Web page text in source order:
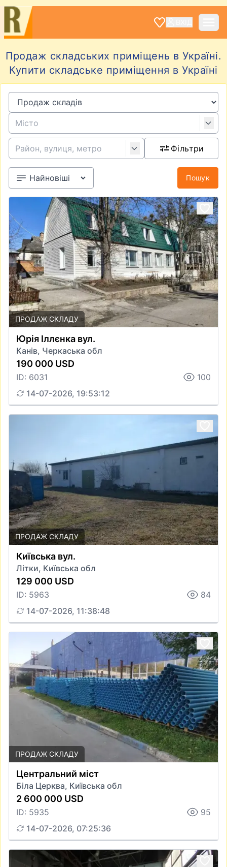
Продаж складських приміщень в Україні.
Купити складське приміщення в Україні
Фільтри
Пошук
ПРОДАЖ СКЛАДУ
Юрія Іллєнка вул.
Канів, Черкаська обл
190 000 USD
ID: 6031
100
14-07-2026, 19:53:12
ПРОДАЖ СКЛАДУ
Київська вул.
Літки, Київська обл
129 000 USD
ID: 5963
84
14-07-2026, 11:38:48
ПРОДАЖ СКЛАДУ
Центральний міст
Біла Церква, Київська обл
2 600 000 USD
ID: 5935
95
14-07-2026, 07:25:36